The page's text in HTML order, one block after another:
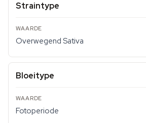
Straintype
Overwegend Sativa
Bloeitype
Fotoperiode